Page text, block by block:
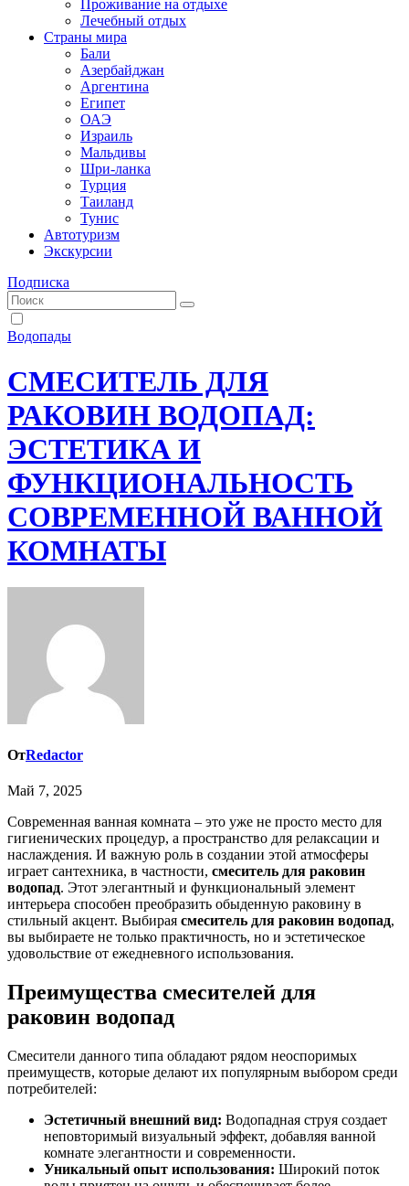
Проживание на отдыхе
Лечебный отдых
Страны мира
Бали
Азербайджан
Аргентина
Египет
ОАЭ
Израиль
Мальдивы
Шри-ланка
Турция
Таиланд
Тунис
Автотуризм
Экскурсии
Подписка
Водопады
СМЕСИТЕЛЬ ДЛЯ
РАКОВИН ВОДОПАД:
ЭСТЕТИКА И
ФУНКЦИОНАЛЬНОСТЬ
СОВРЕМЕННОЙ ВАННОЙ
КОМНАТЫ
ОтRedactor
Май 7, 2025
Современная ванная комната – это уже не просто место для
гигиенических процедур, а пространство для релаксации и
наслаждения. И важную роль в создании этой атмосферы
играет сантехника, в частности, смеситель для раковин
водопад. Этот элегантный и функциональный элемент
интерьера способен преобразить обыденную раковину в
стильный акцент. Выбирая смеситель для раковин водопад,
вы выбираете не только практичность, но и эстетическое
удовольствие от ежедневного использования.
Преимущества смесителей для
раковин водопад
Смесители данного типа обладают рядом неоспоримых
преимуществ, которые делают их популярным выбором среди
потребителей:
Эстетичный внешний вид: Водопадная струя создает
неповторимый визуальный эффект, добавляя ванной
комнате элегантности и современности.
Уникальный опыт использования: Широкий поток